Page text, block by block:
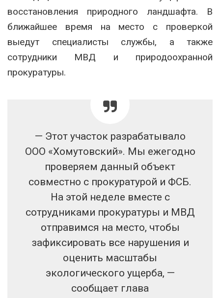
восстановления природного ландшафта. В
ближайшее время на место с проверкой
выедут специалисты службы, а также
сотрудники МВД и природоохранной
прокуратуры.
— Этот участок разрабатывало
ООО «Хомутовский». Мы ежегодно
проверяем данный объект
совместно с прокуратурой и ФСБ.
На этой неделе вместе с
сотрудниками прокуратуры и МВД
отправимся на место, чтобы
зафиксировать все нарушения и
оценить масштабы
экологического ущерба, —
сообщает глава